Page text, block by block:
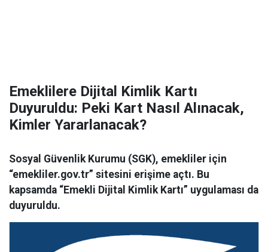
Emeklilere Dijital Kimlik Kartı
Duyuruldu: Peki Kart Nasıl Alınacak,
Kimler Yararlanacak?
Sosyal Güvenlik Kurumu (SGK), emekliler için
“emekliler.gov.tr” sitesini erişime açtı. Bu
kapsamda “Emekli Dijital Kimlik Kartı” uygulaması da
duyuruldu.